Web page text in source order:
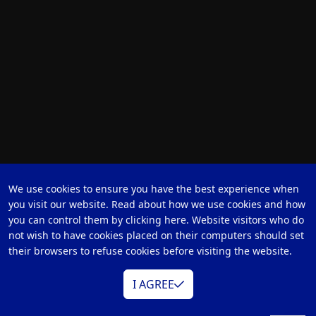
ZR-1
Hybrid-
Videoproduktionslösung
MEHR
We use cookies to ensure you have the best experience when
you visit our website. Read about how we use cookies and how
you can control them by clicking here. Website visitors who do
not wish to have cookies placed on their computers should set
their browsers to refuse cookies before visiting the website.
I AGREE